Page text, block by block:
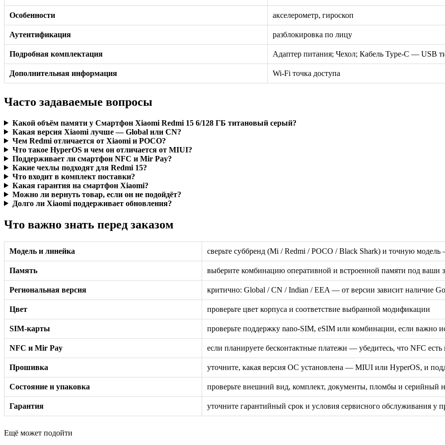
Особенности акселерометр, гироскоп
Аутентификация разблокировка по лицу
Подробная комплектация Адаптер питания; Чехол; Кабель Type-C — USB
Дополнительная информация Wi-Fi точка доступа
Часто задаваемые вопросы
Какой объём памяти у Смартфон Xiaomi Redmi 15 6/128 ГБ титановый серый?
Какая версия Xiaomi лучше — Global или CN?
Чем Redmi отличается от Xiaomi и POCO?
Что такое HyperOS и чем он отличается от MIUI?
Поддерживает ли смартфон NFC и Mir Pay?
Какие чехлы подходят для Redmi 15?
Что входит в комплект поставки?
Какая гарантия на смартфон Xiaomi?
Можно ли вернуть товар, если он не подойдёт?
Долго ли Xiaomi поддерживает обновления?
Что важно знать перед заказом
Модель и линейка сверьте суббренд (Mi / Redmi / POCO / Black Shark) и точную
Память выберите комбинацию оперативной и встроенной памяти под ваши
Региональная версия критично: Global / CN / Indian / EEA — от версии зависит наличие
Цвет проверьте цвет корпуса и соответствие выбранной модификации
SIM-карты проверьте поддержку nano-SIM, eSIM или комбинации, если важно
NFC и Mir Pay если планируете бесконтактные платежи — убедитесь, что NFC есть
Прошивка уточните, какая версия ОС установлена — MIUI или HyperOS, и
Состояние и упаковка проверьте внешний вид, комплект, документы, пломбы и серийный
Гарантия уточните гарантийный срок и условия сервисного обслуживания у
Ещё может подойти